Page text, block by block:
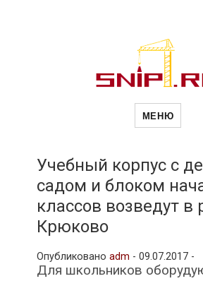
и
МЕНЮ
Учебный корпус с
садом и блоком
классов возведут в
Крюково
Опубликовано adm - 09.07.2017 -
Для школьников